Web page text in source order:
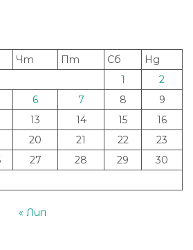
Чт Пт Сб
Нд
1
2
6 7 8
9
13 14 15
16
20 21 22
23
27 28 29
30
« Лип